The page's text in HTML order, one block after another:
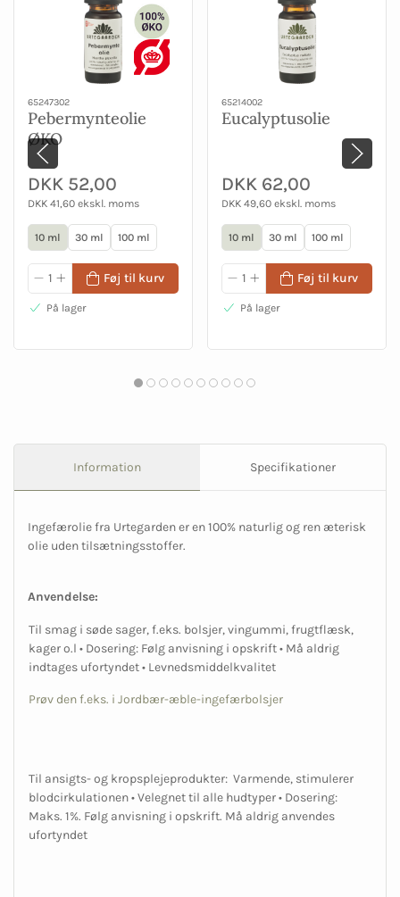
65247302
Pebermynteolie
ØKO
DKK 52,00
DKK 41,60 ekskl. moms
10 ml 30 ml 100 ml
Føj til kurv
På lager
65214002
Eucalyptusolie
DKK 62,00
DKK 49,60 ekskl. moms
10 ml 30 ml 100 ml
Føj til kurv
På lager
Information Specifikationer
Ingefærolie fra Urtegarden er en 100% naturlig og ren æterisk
olie uden tilsætningsstoffer.
Anvendelse:
Til smag i søde sager, f.eks. bolsjer, vingummi, frugtflæsk,
kager o.l • Dosering: Følg anvisning i opskrift • Må aldrig
indtages ufortyndet • Levnedsmiddelkvalitet
Prøv den f.eks. i Jordbær-æble-ingefærbolsjer
Til ansigts- og kropsplejeprodukter: Varmende, stimulerer
blodcirkulationen • Velegnet til alle hudtyper • Dosering:
Maks. 1%. Følg anvisning i opskrift. Må aldrig anvendes
ufortyndet